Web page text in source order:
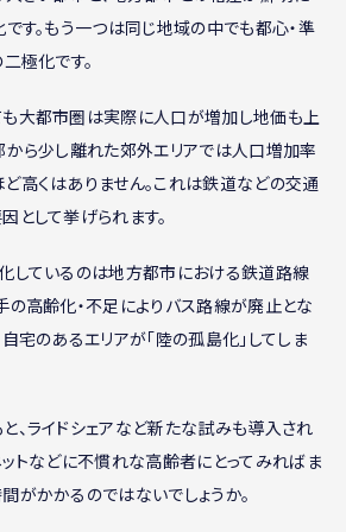
す。もう一つは同じ地域の中でも都心・準
極化です。
大都市圏は実際に人口が増加し地価も上
から少し離れた郊外エリアでは人口増加率
高くはありません。これは鉄道などの交通
として挙げられます。
しているのは地方都市における鉄道路線
の高齢化・不足によりバス路線が廃止とな
宅のあるエリアが「陸の孤島化」してしま
、ライドシェアなど新たな試みも導入され
ットなどに不慣れな高齢者にとってみればま
がかかるのではないでしょうか。